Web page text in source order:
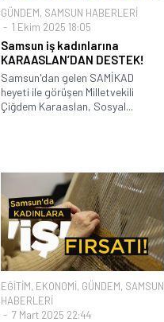
GÜNDEM, SAMSUN HABERLERİ
1 Ekim 2025 18:05
Samsun iş kadınlarına
KARAASLAN’DAN DESTEK!
Samsun'dan gelen SAMİKAD
heyeti ile görüşen Milletvekili
Çiğdem Karaaslan, Sosyal...
EĞİTİM, EKONOMİ, GÜNDEM, SAMSUN
HABERLERİ
7 Mart 2025 22:44